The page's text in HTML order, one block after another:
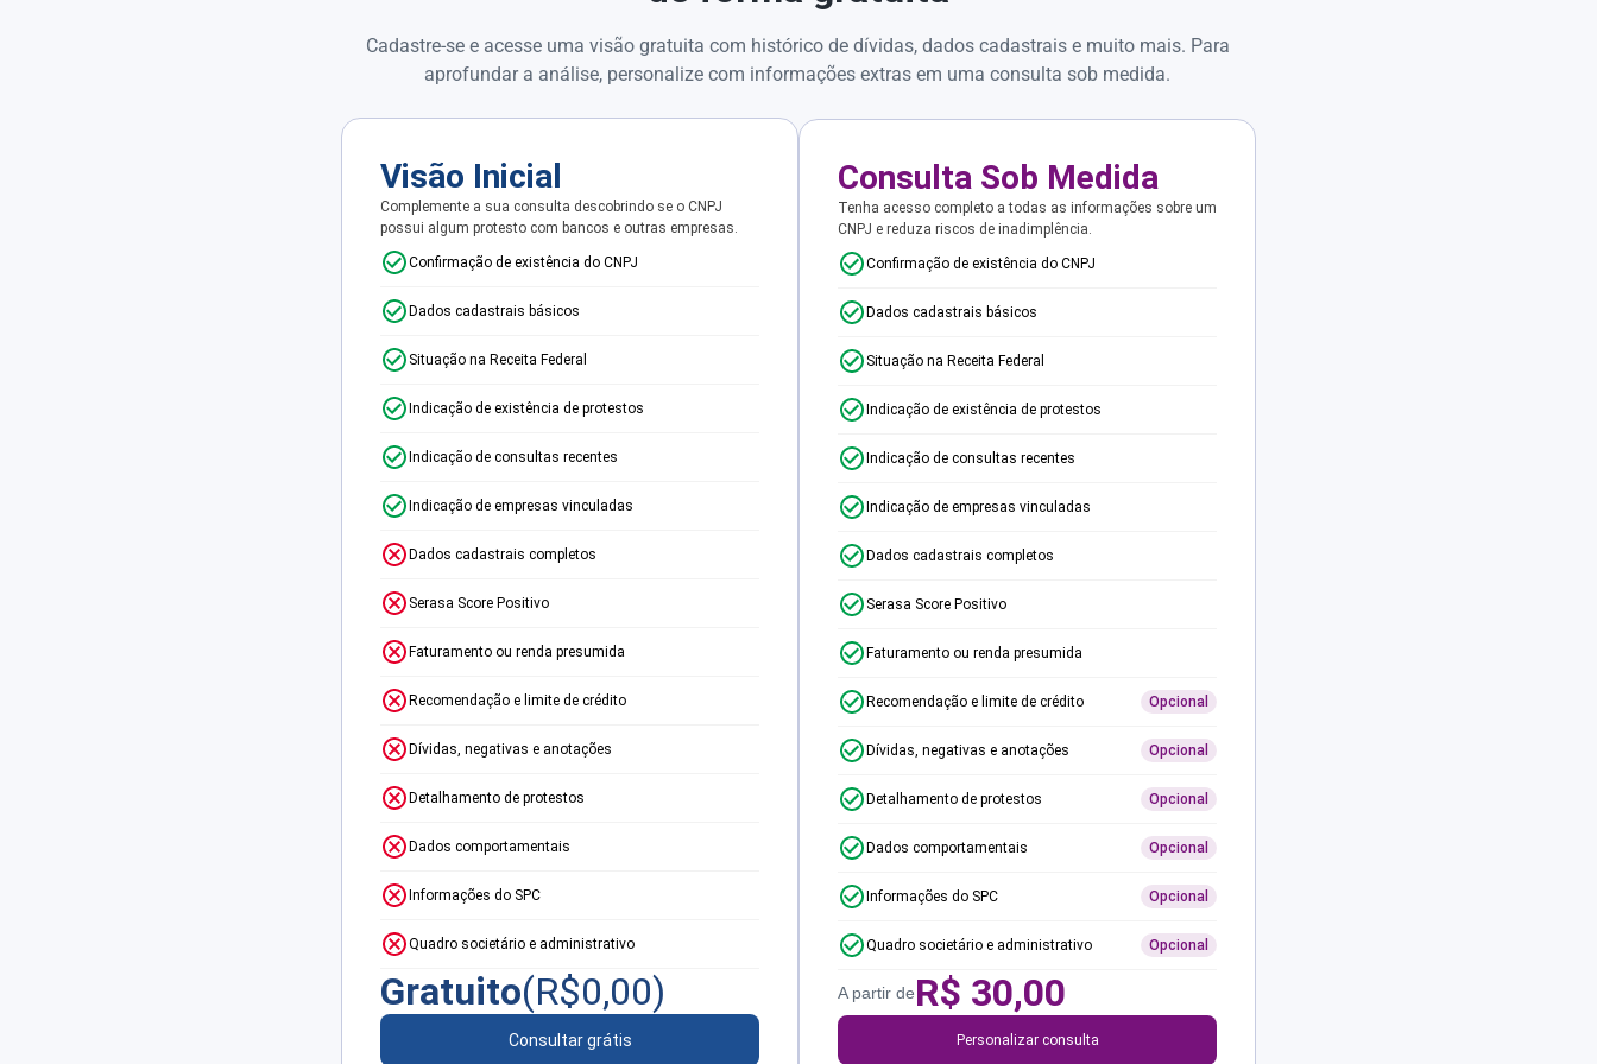
Cadastre-se e acesse uma visão gratuita com histórico de dívidas, dados cadastrais e muito mais. Para
aprofundar a análise, personalize com informações extras em uma consulta sob medida.
Visão Inicial
Complemente a sua consulta descobrindo se o CNPJ
possui algum protesto com bancos e outras empresas.
Confirmação de existência do CNPJ
Dados cadastrais básicos
Situação na Receita Federal
Indicação de existência de protestos
Indicação de consultas recentes
Indicação de empresas vinculadas
Dados cadastrais completos
Serasa Score Positivo
Faturamento ou renda presumida
Recomendação e limite de crédito
Dívidas, negativas e anotações
Detalhamento de protestos
Dados comportamentais
Informações do SPC
Quadro societário e administrativo
Gratuito(R$0,00)
Consultar grátis
Consulta Sob Medida
Tenha acesso completo a todas as informações sobre um
CNPJ e reduza riscos de inadimplência.
Confirmação de existência do CNPJ
Dados cadastrais básicos
Situação na Receita Federal
Indicação de existência de protestos
Indicação de consultas recentes
Indicação de empresas vinculadas
Dados cadastrais completos
Serasa Score Positivo
Faturamento ou renda presumida
Recomendação e limite de crédito Opcional
Dívidas, negativas e anotações Opcional
Detalhamento de protestos Opcional
Dados comportamentais Opcional
Informações do SPC Opcional
Quadro societário e administrativo Opcional
A partir deR$ 30,00
Personalizar consulta